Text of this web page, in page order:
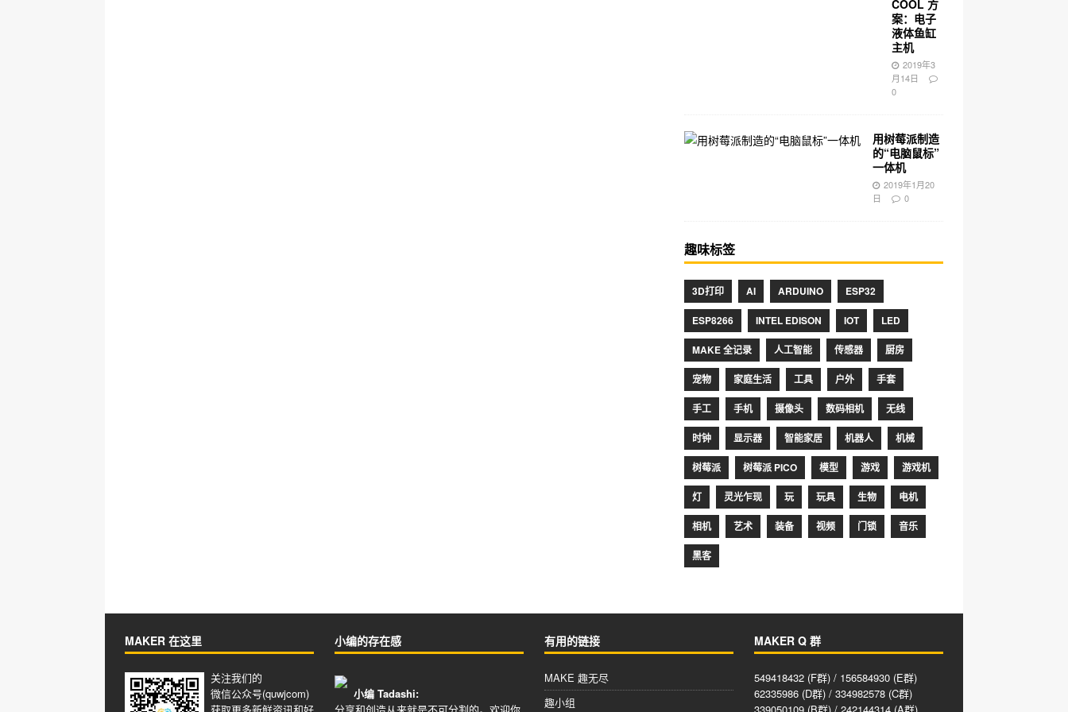
COOL 方
案：电子
液体鱼缸
主机
2019年3
月14日
0
用树莓派制造
的“电脑鼠标”
一体机
2019年1月20
日
0
趣味标签
3D打印 AI ARDUINO ESP32
ESP8266 INTEL EDISON IOT LED
MAKE 全记录 人工智能 传感器 厨房
宠物 家庭生活 工具 户外 手套
手工 手机 摄像头 数码相机 无线
时钟 显示器 智能家居 机器人 机械
树莓派 树莓派 PICO 模型 游戏 游戏机
灯 灵光乍现 玩 玩具 生物 电机
相机 艺术 装备 视频 门锁 音乐
黑客
MAKER 在这里
关注我们的
微信公众号(quwjcom)
获取更多新鲜资讯和好
小编的存在感
小编 Tadashi:
分享和创造从来就是不可分割的。欢迎你
有用的链接
MAKE 趣无尽
趣小组
MAKER Q 群
549418432 (F群) / 156584930 (E群)
62335986 (D群) / 334982578 (C群)
339050109 (B群) / 242144314 (A群)